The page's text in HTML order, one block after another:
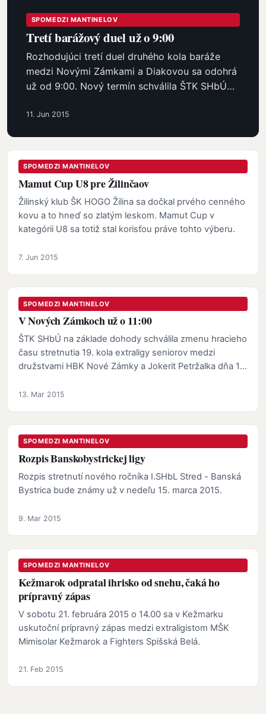
SPOMEDZI MANTINELOV
Tretí barážový duel už o 9:00
Rozhodujúci tretí duel druhého kola baráže
medzi Novými Zámkami a Diakovou sa odohrá
už od 9:00. Nový termín schválila ŠTK SHbÚ
11. Jun 2015
SPOMEDZI MANTINELOV
Mamut Cup U8 pre Žilinčaov
Žilinský klub ŠK HOGO Žilina sa dočkal prvého cenného
kovu a to hneď so zlatým leskom. Mamut Cup v
kategórii U8 sa totiž stal korisťou práve tohto výberu.
7. Jun 2015
SPOMEDZI MANTINELOV
V Nových Zámkoch už o 11:00
ŠTK SHbÚ na základe dohody schválila zmenu hracieho
času stretnutia 19. kola extraligy seniorov medzi
družstvami HBK Nové Zámky a Jokerit Petržalka dňa 14.
13. Mar 2015
SPOMEDZI MANTINELOV
Rozpis Banskobystrickej ligy
Rozpis stretnutí nového ročníka I.SHbL Stred - Banská
Bystrica bude známy už v nedeľu 15. marca 2015.
9. Mar 2015
SPOMEDZI MANTINELOV
Kežmarok odpratal ihrisko od snehu, čaká ho
prípravný zápas
V sobotu 21. februára 2015 o 14.00 sa v Kežmarku
uskutoční prípravný zápas medzi extraligistom MŠK
Mimisolar Kežmarok a Fighters Spišská Belá.
21. Feb 2015